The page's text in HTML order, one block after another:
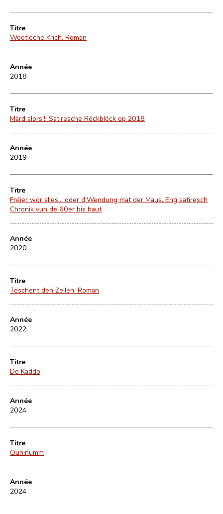
Titre
Wootleche Krich. Roman
Année
2018
Titre
Märd alors!!! Satiresche Réckbléck op 2018
Année
2019
Titre
Fréier wor alles… oder d’Wendung mat der Maus. Eng satiresch
Chronik vun de 60er bis haut
Année
2020
Titre
Tëschent den Zeilen. Roman
Année
2022
Titre
De Kaddo
Année
2024
Titre
Ouninumm
Année
2024